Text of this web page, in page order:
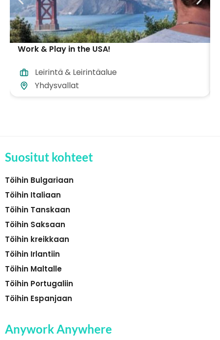
Work & Play in the USA!
Leirintä & Leirintäalue
Yhdysvallat
Suositut kohteet
Töihin Bulgariaan
Töihin Italiaan
Töihin Tanskaan
Töihin Saksaan
Töihin kreikkaan
Töihin Irlantiin
Töihin Maltalle
Töihin Portugaliin
Töihin Espanjaan
Anywork Anywhere